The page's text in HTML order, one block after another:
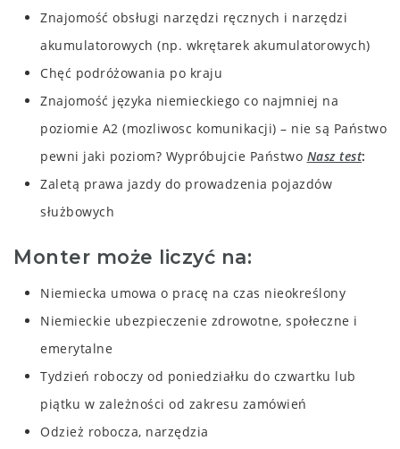
Znajomość obsługi narzędzi ręcznych i narzędzi
akumulatorowych (np. wkrętarek akumulatorowych)
Chęć podróżowania po kraju
Znajomość języka niemieckiego co najmniej na
poziomie A2 (mozliwosc komunikacji) – nie są Państwo
pewni jaki poziom? Wypróbujcie Państwo Nasz test
Zaletą prawa jazdy do prowadzenia pojazdów
służbowych
Monter może liczyć na:
Niemiecka umowa o pracę na czas nieokreślony
Niemieckie ubezpieczenie zdrowotne, społeczne i
emerytalne
Tydzień roboczy od poniedziałku do czwartku lub
piątku w zależności od zakresu zamówień
Odzież robocza, narzędzia